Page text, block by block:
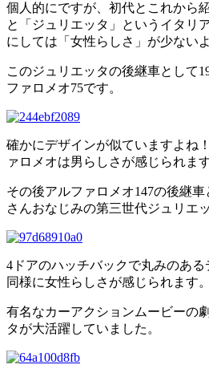
個人的にですが、初代とこれから
と「ジュリエッタ」というイタリ
にしては「女性らしさ」が少ない
このジュリエッタの後継車として
ファロメオ75です。
確かにデザインが似ていますよね
ァロメオは男らしさが感じられます
その後アルファロメオ147の後継
さんおなじみの第三世代ジュリエ
4ドアのハッチバックで丸みのあ
同様に女性らしさが感じられます。
有名なカーアクションムービーの
タが大活躍していました。